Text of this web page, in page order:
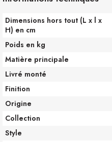
Dimensions hors tout (L x l x
H) en cm
Poids en kg
Matière principale
Livré monté
Finition
Origine
Collection
Style